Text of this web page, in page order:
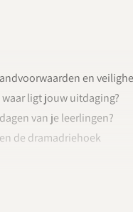
en
ligt jouw uitdaging?
van je leerlingen?
de dramadriehoek